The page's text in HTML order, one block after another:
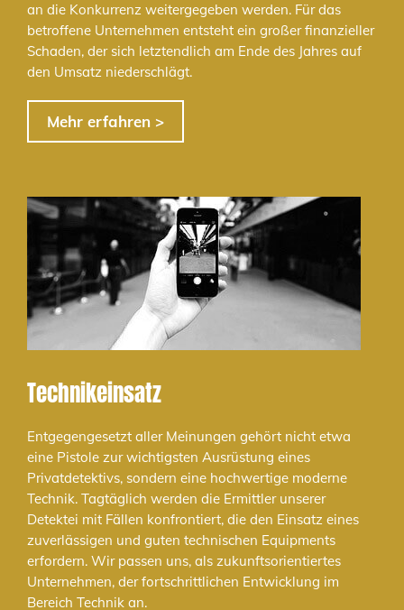
an die Konkurrenz weitergegeben werden. Für das
betroffene Unternehmen entsteht ein großer finanzieller
Schaden, der sich letztendlich am Ende des Jahres auf
den Umsatz niederschlägt.
Mehr erfahren >
Technikeinsatz
Entgegengesetzt aller Meinungen gehört nicht etwa
eine Pistole zur wichtigsten Ausrüstung eines
Privatdetektivs, sondern eine hochwertige moderne
Technik. Tagtäglich werden die Ermittler unserer
Detektei mit Fällen konfrontiert, die den Einsatz eines
zuverlässigen und guten technischen Equipments
erfordern. Wir passen uns, als zukunftsorientiertes
Unternehmen, der fortschrittlichen Entwicklung im
Bereich Technik an.